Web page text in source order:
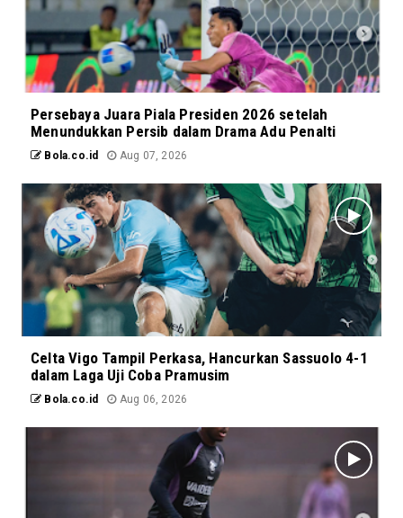
Persebaya Juara Piala Presiden 2026 setelah
Menundukkan Persib dalam Drama Adu Penalti
Bola.co.id Aug 07, 2026
Celta Vigo Tampil Perkasa, Hancurkan Sassuolo 4-1
dalam Laga Uji Coba Pramusim
Bola.co.id Aug 06, 2026